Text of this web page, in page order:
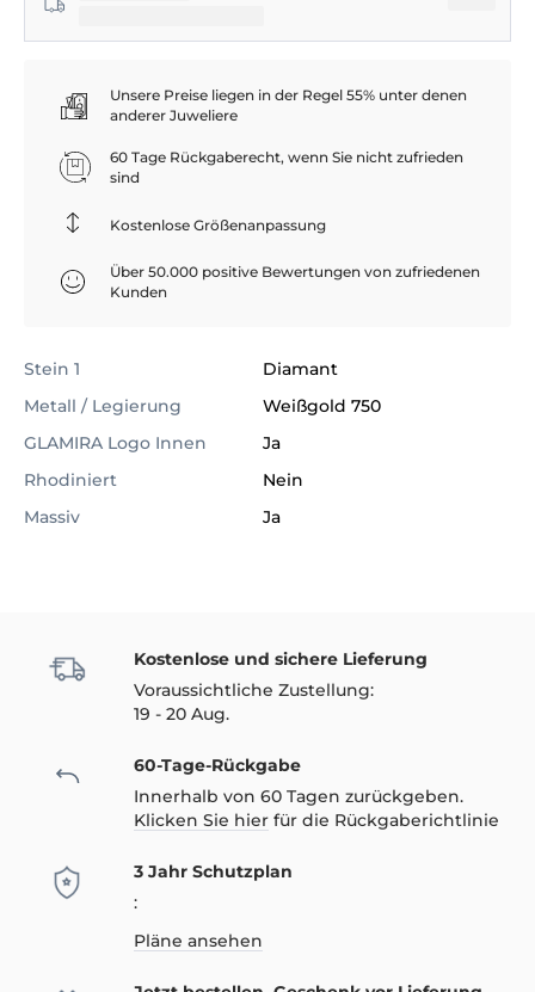
Unsere Preise liegen in der Regel 55% unter denen
anderer Juweliere
60 Tage Rückgaberecht, wenn Sie nicht zufrieden
sind
Kostenlose Größenanpassung
Über 50.000 positive Bewertungen von zufriedenen
Kunden
Stein 1
Diamant
Metall / Legierung
Weißgold 750
GLAMIRA Logo Innen
Ja
Rhodiniert
Nein
Massiv
Ja
Kostenlose und sichere Lieferung
Voraussichtliche Zustellung:
19 - 20 Aug.
60-Tage-Rückgabe
Innerhalb von 60 Tagen zurückgeben.
Klicken Sie hier für die Rückgaberichtlinie
3 Jahr Schutzplan
:
Pläne ansehen